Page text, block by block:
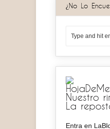
¿No Lo
Nuestro
La
Entra en